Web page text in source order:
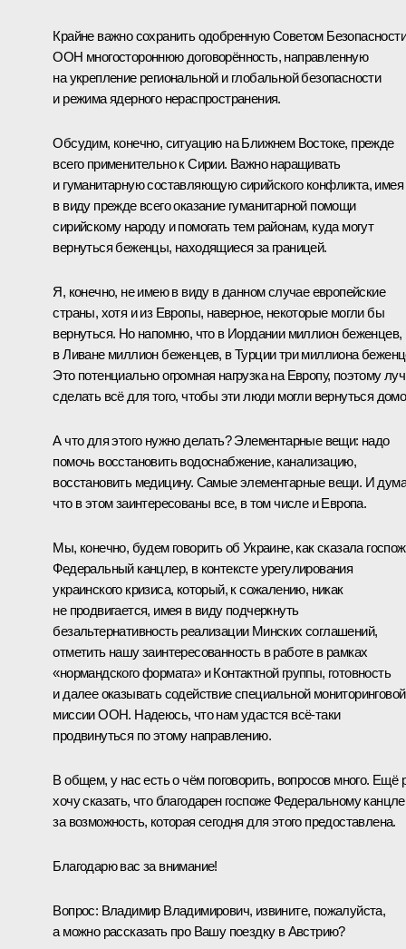
Крайне важно сохранить одобренную Советом Безопасности
ООН многостороннюю договорённость, направленную
на укрепление региональной и глобальной безопасности
и режима ядерного нераспространения.
Обсудим, конечно, ситуацию на Ближнем Востоке, прежде
всего применительно к Сирии. Важно наращивать
и гуманитарную составляющую сирийского конфликта, имея
в виду прежде всего оказание гуманитарной помощи
сирийскому народу и помогать тем районам, куда могут
вернуться беженцы, находящиеся за границей.
Я, конечно, не имею в виду в данном случае европейские
страны, хотя и из Европы, наверное, некоторые могли бы
вернуться. Но напомню, что в Иордании миллион беженцев,
в Ливане миллион беженцев, в Турции три миллиона
Это потенциально огромная нагрузка на Европу, поэтому
сделать всё для того, чтобы эти люди могли вернуться
А что для этого нужно делать? Элементарные вещи: надо
помочь восстановить водоснабжение, канализацию,
восстановить медицину. Самые элементарные вещи. И
что в этом заинтересованы все, в том числе и Европа.
Мы, конечно, будем говорить об Украине, как сказала
Федеральный канцлер, в контексте урегулирования
украинского кризиса, который, к сожалению, никак
не продвигается, имея в виду подчеркнуть
безальтернативность реализации Минских соглашений,
отметить нашу заинтересованность в работе в рамках
«нормандского формата» и Контактной группы, готовность
и далее оказывать содействие специальной мониторинговой
миссии ООН. Надеюсь, что нам удастся всё-таки
продвинуться по этому направлению.
В общем, у нас есть о чём поговорить, вопросов много. Ещё
хочу сказать, что благодарен госпоже Федеральному
за возможность, которая сегодня для этого предоставлена.
Благодарю вас за внимание!
Вопрос: Владимир Владимирович, извините, пожалуйста,
а можно рассказать про Вашу поездку в Австрию?